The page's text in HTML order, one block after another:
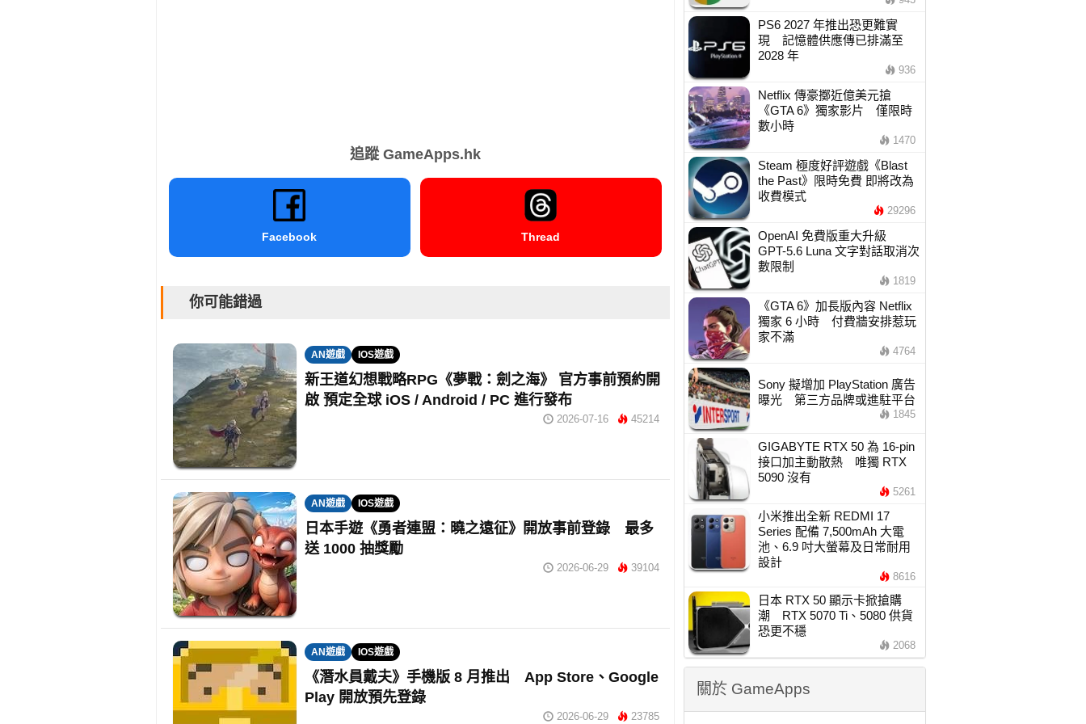
追蹤 GameApps.hk
Facebook Thread
你可能錯過
AN遊戲 IOS遊戲
新王道幻想戰略RPG《夢戰：劍之海》 官方事前預約開
啟 預定全球 iOS / Android / PC 進行發布
2026-07-16 45214
AN遊戲 IOS遊戲
日本手遊《勇者連盟：曉之遠征》開放事前登錄 最多
送 1000 抽獎勵
2026-06-29 39104
AN遊戲 IOS遊戲
《潛水員戴夫》手機版 8 月推出 App Store、Google
Play 開放預先登錄
2026-06-29 23785
PS6 2027 年推出恐更難實
現 記憶體供應傳已排滿至
2028 年
936
Netflix 傳豪擲近億美元搶
《GTA 6》獨家影片 僅限時
數小時
1470
Steam 極度好評遊戲《Blast
the Past》限時免費 即將改為
收費模式
29296
OpenAI 免費版重大升級
GPT-5.6 Luna 文字對話取消次
數限制
1819
《GTA 6》加長版內容 Netflix
獨家 6 小時 付費牆安排惹玩
家不滿
4764
Sony 擬增加 PlayStation 廣告
曝光 第三方品牌或進駐平台
1845
GIGABYTE RTX 50 為 16-pin
接口加主動散熱 唯獨 RTX
5090 沒有
5261
小米推出全新 REDMI 17
Series 配備 7,500mAh 大電
池、6.9 吋大螢幕及日常耐用
設計
8616
日本 RTX 50 顯示卡掀搶購
潮 RTX 5070 Ti、5080 供貨
恐更不穩
2068
關於 GameApps